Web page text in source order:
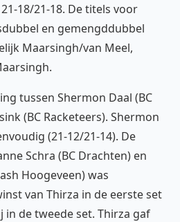
18/21-18. De titels voor
en gemengddubbel
Maarsingh/van Meel,
tussen Shermon Daal (BC
(BC Racketeers). Shermon
(21-12/21-14). De
Schra (BC Drachten) en
Hoogeveen) was
van Thirza in de eerste set
in de tweede set. Thirza gaf